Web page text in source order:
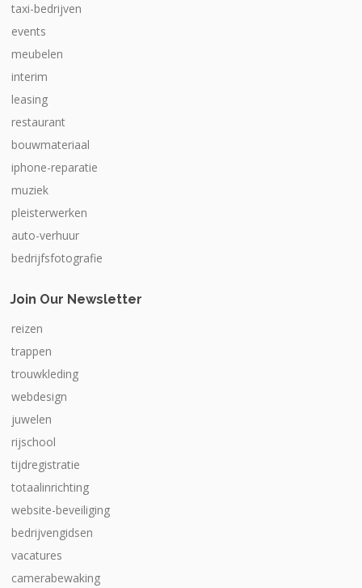
taxi-bedrijven
events
meubelen
interim
leasing
restaurant
bouwmateriaal
iphone-reparatie
muziek
pleisterwerken
auto-verhuur
bedrijfsfotografie
Join Our Newsletter
reizen
trappen
trouwkleding
webdesign
juwelen
rijschool
tijdregistratie
totaalinrichting
website-beveiliging
bedrijvengidsen
vacatures
camerabewaking